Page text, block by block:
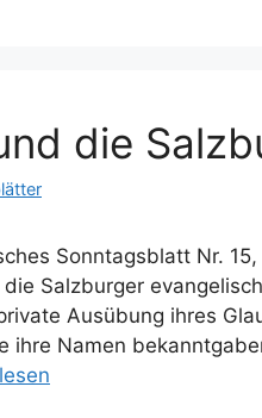
die
Sonntagsblatt Nr.
Salzburger
Ausübung ihres
ihre Namen